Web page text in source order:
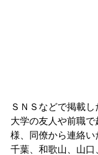
ＳＮＳなどで掲載し
大学の友人や前職
様、同僚から連絡い
千葉、和歌山、山口